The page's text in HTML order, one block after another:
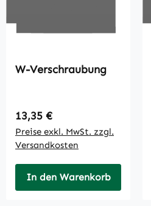
W-Verschraubung
Regulärer Preis:
13,35 €
Preise exkl. MwSt. zzgl.
Versandkosten
In den Warenkorb